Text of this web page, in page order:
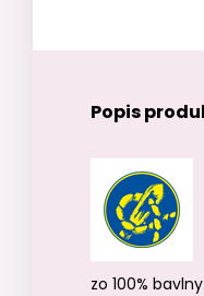
Popis
zo 100% bavlny.